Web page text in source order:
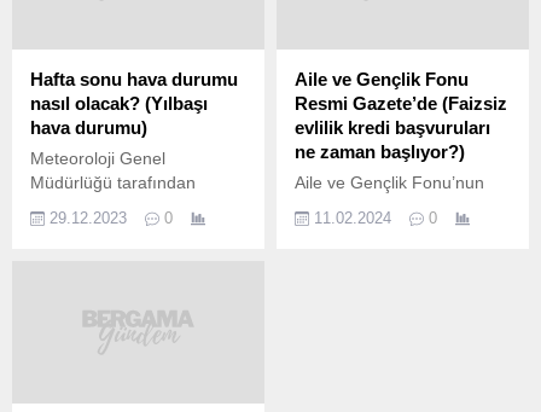
Hafta sonu hava durumu
nasıl olacak? (Yılbaşı
hava durumu)
Meteoroloji Genel
Müdürlüğü tarafından
değerlendirmelere göre:
parçalı ve az bulutlu
geçeceği tahmin ediliyor.
girmeye hazırlandığımız
29.12.2023 0
Aile ve Gençlik Fonu
Resmi Gazete’de (Faizsiz
evlilik kredi başvuruları
ne zaman başlıyor?)
Aile ve Gençlik Fonu’nun
ilişkin yönetmelik Resmi
11.02.2024 0